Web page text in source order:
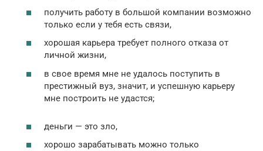
получить работу в большой компании возможно
только если у тебя есть связи,
хорошая карьера требует полного отказа от
личной жизни,
в свое время мне не удалось поступить в
престижный вуз, значит, и успешную карьеру
мне построить не удастся;
деньги — это зло,
хорошо зарабатывать можно только